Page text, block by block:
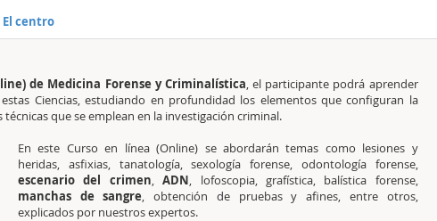
El centro
de Medicina Forense y Criminalística, el participante podrá aprender
Ciencias, estudiando en profundidad los elementos que configuran la
técnicas que se emplean en la investigación criminal.
En este Curso en línea (Online) se abordarán temas como lesiones y
heridas, asfixias, tanatología, sexología forense, odontología forense,
escenario del crimen,ADN, lofoscopia, grafística, balística forense,
manchas de sangre, obtención de pruebas y afines, entre otros,
explicados por nuestros expertos.